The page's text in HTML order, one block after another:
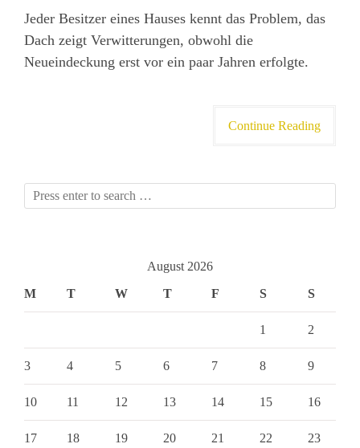
Jeder Besitzer eines Hauses kennt das Problem, das
Dach zeigt Verwitterungen, obwohl die
Neueindeckung erst vor ein paar Jahren erfolgte.
Continue Reading
August 2026
M
T W T F S S
1 2
3 4 5 6 7 8 9
10 11 12 13 14 15 16
17 18 19 20 21 22 23